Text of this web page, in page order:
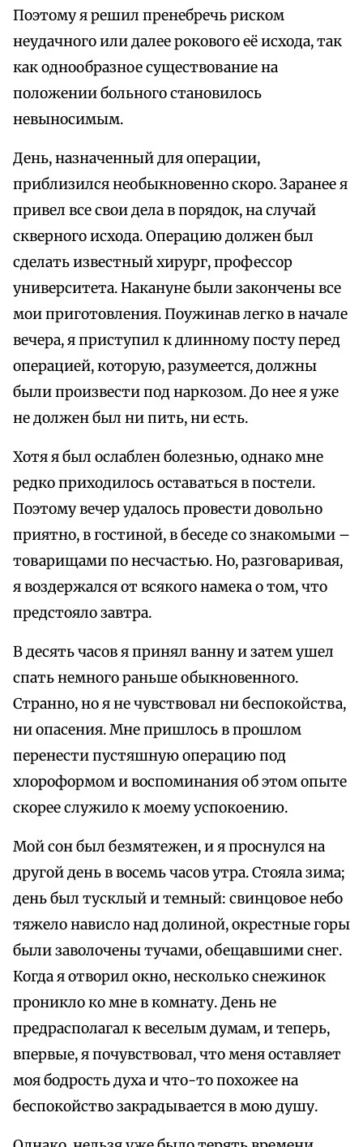
Поэтому я решил пренебречь риском
неудачного или далее рокового её исхода, так
как однообразное существование на
положении больного становилось
невыносимым.
День, назначенный для операции,
приблизился необыкновенно скоро. Заранее я
привел все свои дела в порядок, на случай
скверного исхода. Операцию должен был
сделать известный хирург, профессор
университета. Накануне были закончены все
мои приготовления. Поужинав легко в начале
вечера, я приступил к длинному посту перед
операцией, которую, разумеется, должны
были произвести под наркозом. До нее я уже
не должен был ни пить, ни есть.
Хотя я был ослаблен болезнью, однако мне
редко приходилось оставаться в постели.
Поэтому вечер удалось провести довольно
приятно, в гостиной, в беседе со знакомыми –
товарищами по несчастью. Но, разговаривая,
я воздержался от всякого намека о том, что
предстояло завтра.
В десять часов я принял ванну и затем ушел
спать немного раньше обыкновенного.
Странно, но я не чувствовал ни беспокойства,
ни опасения. Мне пришлось в прошлом
перенести пустяшную операцию под
хлороформом и воспоминания об этом опыте
скорее служило к моему успокоению.
Мой сон был безмятежен, и я проснулся на
другой день в восемь часов утра. Стояла зима;
день был тусклый и темный: свинцовое небо
тяжело нависло над долиной, окрестные горы
были заволочены тучами, обещавшими снег.
Когда я отворил окно, несколько снежинок
проникло ко мне в комнату. День не
предрасполагал к веселым думам, и теперь,
впервые, я почувствовал, что меня оставляет
моя бодрость духа и что-то похожее на
беспокойство закрадывается в мою душу.